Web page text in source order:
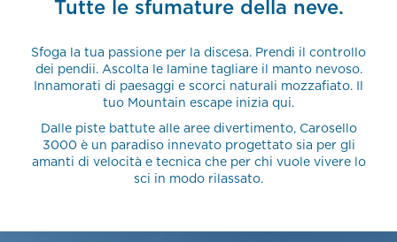
Tutte le sfumature della neve.
Sfoga la tua passione per la discesa. Prendi il controllo
dei pendii. Ascolta le lamine tagliare il manto nevoso.
Innamorati di paesaggi e scorci naturali mozzafiato. Il
tuo Mountain escape inizia qui.
Dalle piste battute alle aree divertimento, Carosello
3000 è un paradiso innevato progettato sia per gli
amanti di velocità e tecnica che per chi vuole vivere lo
sci in modo rilassato.